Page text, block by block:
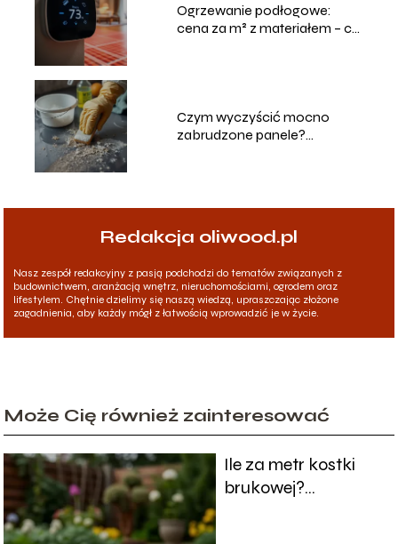
Ogrzewanie podłogowe:
cena za m² z materiałem – co
Czym wyczyścić mocno
zabrudzone panele?
Redakcja oliwood.pl
Nasz zespół redakcyjny z pasją podchodzi do tematów związanych z
budownictwem, aranżacją wnętrz, nieruchomościami, ogrodem oraz
lifestylem. Chętnie dzielimy się naszą wiedzą, upraszczając złożone
zagadnienia, aby każdy mógł z łatwością wprowadzić je w życie.
Może Cię również zainteresować
Ile za metr kostki
brukowej?